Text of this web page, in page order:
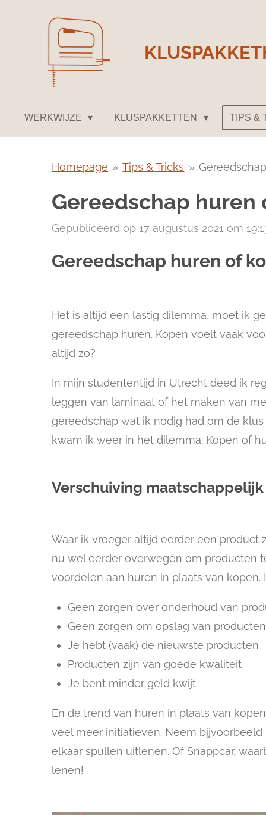
hoofdinhoud
WERKWIJZE KLUSPAKKETTEN TIPS &
Homepage » Tips & Tricks »
Gereedschap huren
Gepubliceerd op 17 augustus 2021 om
Gereedschap huren of
Het is altijd een lastig dilemma, moet ik
gereedschap huren. Kopen voelt vaak
altijd zo?
In mijn studententijd in Utrecht deed ik
leggen van laminaat of het maken van
gereedschap wat ik nodig had om de
kwam ik weer in het dilemma: Kopen of
Verschuiving
Waar ik vroeger altijd eerder een product
nu wel eerder overwegen om producten
voordelen aan huren in plaats van kopen.
Geen zorgen over onderhoud van
Geen zorgen om opslag van producten
Je hebt (vaak) de nieuwste producten
Producten zijn van goede kwaliteit
Je bent minder geld kwijt
En de trend van huren in plaats van
veel meer initiatieven. Neem bijvoorbeeld
elkaar spullen uitlenen. Of Snappcar,
lenen!